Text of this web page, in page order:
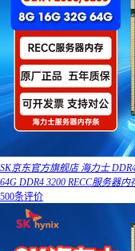
SK京东官方旗舰店 海力士
64G DDR4 3200 RECC服务器内
500条评价